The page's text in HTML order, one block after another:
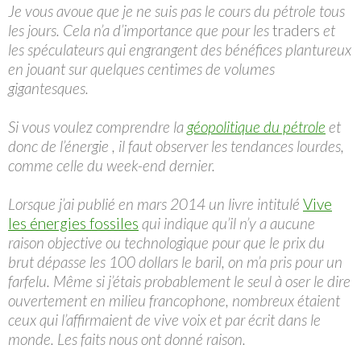
Je vous avoue que je ne suis pas le cours du pétrole tous
les jours. Cela n’a d’importance que pour lestraders et
les spéculateurs qui engrangent des bénéfices plantureux
en jouant sur quelques centimes de volumes
gigantesques.
Si vous voulez comprendre la géopolitique du pétrole et
donc de l’énergie , il faut observer les tendances lourdes,
comme celle du week-end dernier.
Lorsque j’ai publié en mars 2014 un livre intitulé Vive
les énergies fossiles qui indique qu’il n’y a aucune
raison objective ou technologique pour que le prix du
brut dépasse les 100 dollars le baril, on m’a pris pour un
farfelu. Même si j’étais probablement le seul à oser le dire
ouvertement en milieu francophone, nombreux étaient
ceux qui l’affirmaient de vive voix et par écrit dans le
monde. Les faits nous ont donné raison.